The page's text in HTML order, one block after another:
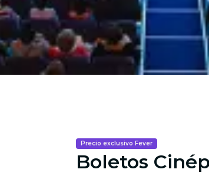
Precio exclusivo Fever
Boletos